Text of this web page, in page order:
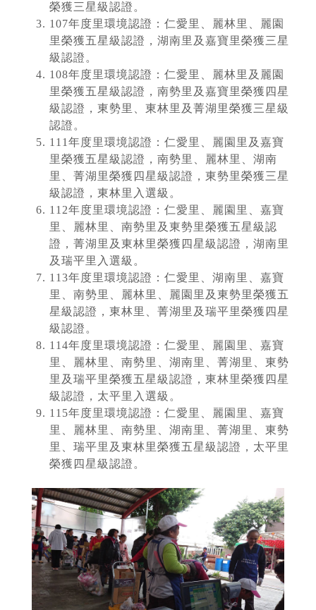
榮獲三星級認證。
107年度里環境認證：仁愛里、麗林里、麗園
里榮獲五星級認證，湖南里及嘉寶里榮獲三星
級認證。
108年度里環境認證：仁愛里、麗林里及麗園
里榮獲五星級認證，南勢里及嘉寶里榮獲四星
級認證，東勢里、東林里及菁湖里榮獲三星級
認證。
111年度里環境認證：仁愛里、麗園里及嘉寶
里榮獲五星級認證，南勢里、麗林里、湖南
里、菁湖里榮獲四星級認證，東勢里榮獲三星
級認證，東林里入選級。
112年度里環境認證：仁愛里、麗園里、嘉寶
里、麗林里、南勢里及東勢里榮獲五星級認
證，菁湖里及東林里榮獲四星級認證，湖南里
及瑞平里入選級。
113年度里環境認證：仁愛里、湖南里、嘉寶
里、南勢里、麗林里、麗園里及東勢里榮獲五
星級認證，東林里、菁湖里及瑞平里榮獲四星
級認證。
114年度里環境認證：仁愛里、麗園里、嘉寶
里、麗林里、南勢里、湖南里、菁湖里、東勢
里及瑞平里榮獲五星級認證，東林里榮獲四星
級認證，太平里入選級。
115年度里環境認證：仁愛里、麗園里、嘉寶
里、麗林里、南勢里、湖南里、菁湖里、東勢
里、瑞平里及東林里榮獲五星級認證，太平里
榮獲四星級認證。